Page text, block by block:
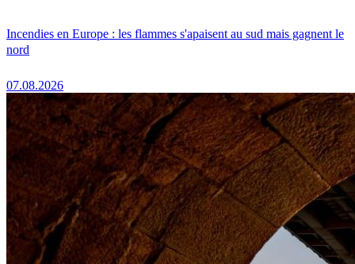
Incendies en Europe : les flammes s'apaisent au sud mais gagnent le
nord
07.08.2026